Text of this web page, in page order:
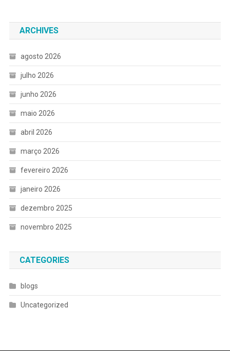
ARCHIVES
agosto 2026
julho 2026
junho 2026
maio 2026
abril 2026
março 2026
fevereiro 2026
janeiro 2026
dezembro 2025
novembro 2025
CATEGORIES
blogs
Uncategorized